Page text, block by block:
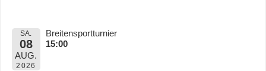
SA.
08
AUG.
2026
Breitensportturnier
15:00